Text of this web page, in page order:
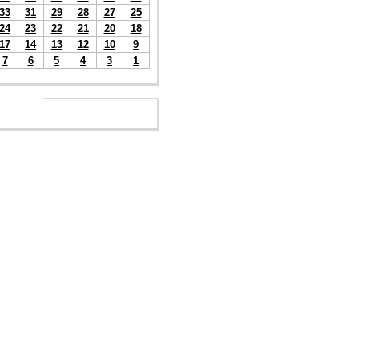
33
31 29 28 27
25
24
23 22 21 20
18
17
14 13 12 10
9
7
6 5 4 3 1